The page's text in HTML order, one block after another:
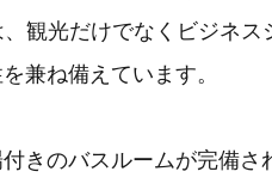
観光だけでなくビジネ
兼ね備えています。
きのバスルームが完備